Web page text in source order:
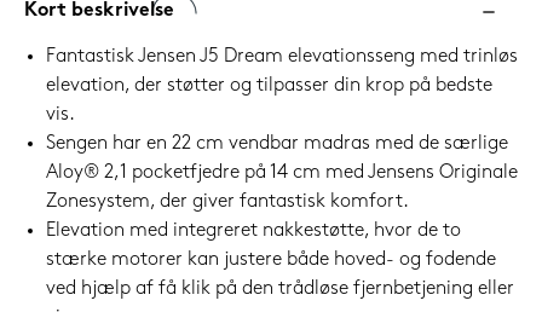
Kort beskrivelse
Fantastisk Jensen J5 Dream elevationsseng med trinløs
elevation, der støtter og tilpasser din krop på bedste
vis.
Sengen har en 22 cm vendbar madras med de særlige
Aloy® 2,1 pocketfjedre på 14 cm med Jensens Originale
Zonesystem, der giver fantastisk komfort.
Elevation med integreret nakkestøtte, hvor de to
stærke motorer kan justere både hoved- og fodende
ved hjælp af få klik på den trådløse fjernbetjening eller